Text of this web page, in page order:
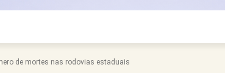
de mortes nas rodovias estaduais